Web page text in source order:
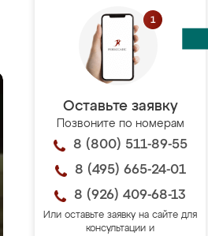
Оставьте заявку
Позвоните по номерам
8 (800) 511-89-55
8 (495) 665-24-01
8 (926) 409-68-13
Или оставьте заявку на сайте для
консультации и